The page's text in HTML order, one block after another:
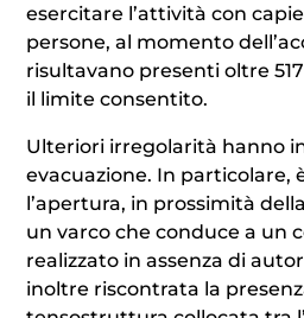
esercitare l’attività con
persone, al momento
risultavano presenti oltre
il limite consentito.
Ulteriori irregolarità hanno
evacuazione. In particolare,
l’apertura, in prossimità
un varco che conduce a un
realizzato in assenza di
inoltre riscontrata la